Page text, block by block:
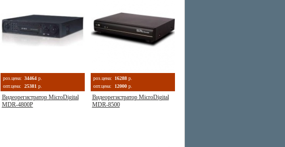
роз.цена: 34464 р.
опт.цена:
25381 р.
Видеорегистратор MicroDigital
MDR-4800P
роз.цена: 16288 р.
опт.цена:
12000 р.
Видеорегистратор MicroDigital
MDR-8500